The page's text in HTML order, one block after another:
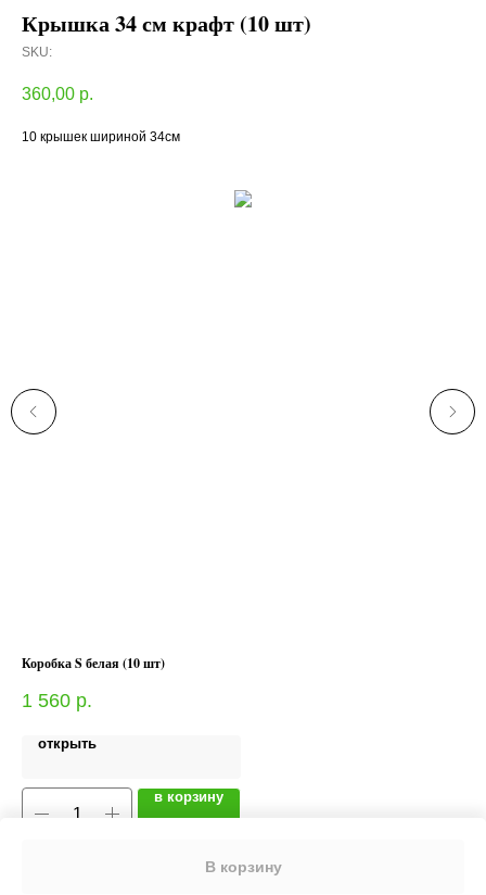
Крышка 34 см крафт (10 шт)
SKU:
360,00 р.
В корзину
10 крышек шириной 34см
Коробка S белая (10 шт)
1 560 р.
открыть
в корзину